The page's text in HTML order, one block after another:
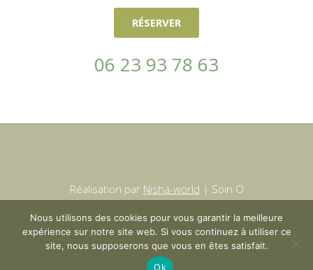
RÉSERVER
06 23 93 78 63
Réalisation par Nisha-world | Soin O
Nous utilisons des cookies pour vous garantir la meilleure
expérience sur notre site web. Si vous continuez à utiliser ce
site, nous supposerons que vous en êtes satisfait.
Ok